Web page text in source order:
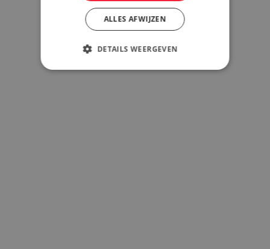
“Leven toevoegen aan de dagen, waar
ALLES AFWIJZEN
DETAILS WEERGEVEN